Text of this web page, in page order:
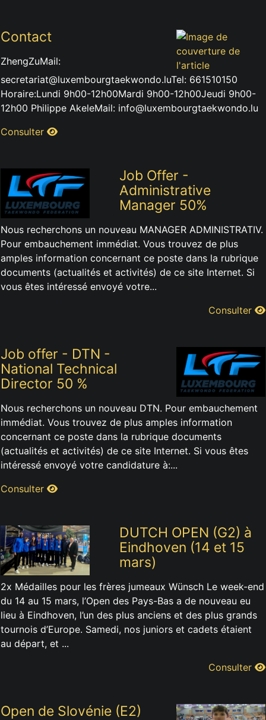
Contact
ZhengZuMail:
secretariat@luxembourgtaekwondo.luTel: 661510150
Horaire:Lundi 9h00-12h00Mardi 9h00-12h00Jeudi 9h00-
12h00 Philippe AkeleMail: info@luxembourgtaekwondo.lu
Consulter
Job Offer -
Administrative
Manager 50%
Nous recherchons un nouveau MANAGER ADMINISTRATIV.
Pour embauchement immédiat. Vous trouvez de plus
amples information concernant ce poste dans la rubrique
documents (actualités et activités) de ce site Internet. Si
vous êtes intéressé envoyé votre...
Consulter
Job offer - DTN -
National Technical
Director 50 %
Nous recherchons un nouveau DTN. Pour embauchement
immédiat. Vous trouvez de plus amples information
concernant ce poste dans la rubrique documents
(actualités et activités) de ce site Internet. Si vous êtes
intéressé envoyé votre candidature à:...
Consulter
DUTCH OPEN (G2) à
Eindhoven (14 et 15
mars)
2x Médailles pour les frères jumeaux Wünsch Le week-end
du 14 au 15 mars, l’Open des Pays-Bas a de nouveau eu
lieu à Eindhoven, l’un des plus anciens et des plus grands
tournois d’Europe. Samedi, nos juniors et cadets étaient
au départ, et ...
Consulter
Open de Slovénie (E2)